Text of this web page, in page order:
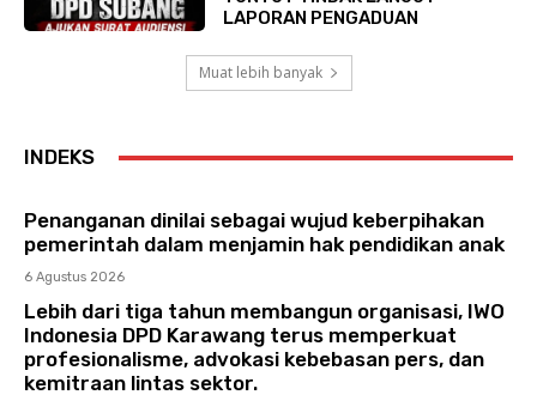
LAPORAN PENGADUAN
Muat lebih banyak
INDEKS
Penanganan dinilai sebagai wujud keberpihakan
pemerintah dalam menjamin hak pendidikan anak
6 Agustus 2026
Lebih dari tiga tahun membangun organisasi, IWO
Indonesia DPD Karawang terus memperkuat
profesionalisme, advokasi kebebasan pers, dan
kemitraan lintas sektor.